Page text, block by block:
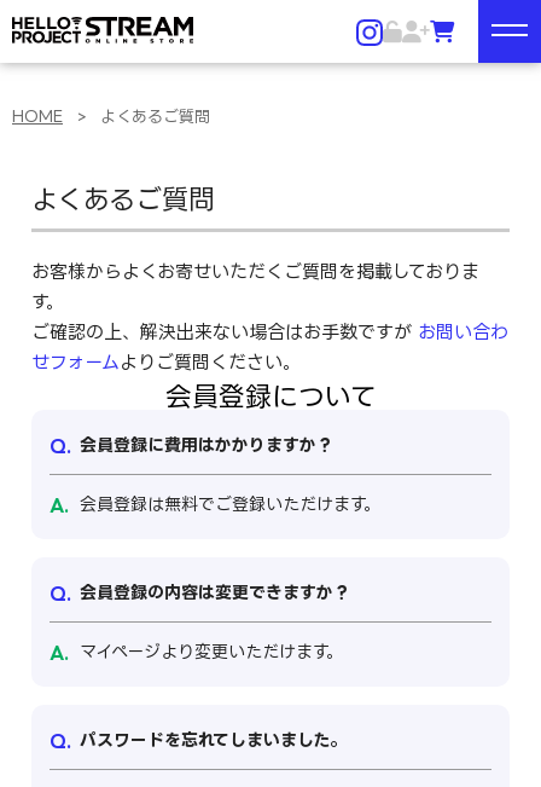
HOME > よくあるご質問
よくあるご質問
お客様からよくお寄せいただくご質問を掲載しておりま
す。
ご確認の上、解決出来ない場合はお手数ですが お問い合わ
せフォームよりご質問ください。
会員登録について
会員登録に費用はかかりますか？
会員登録は無料でご登録いただけます。
会員登録の内容は変更できますか？
マイページより変更いただけます。
パスワードを忘れてしまいました。